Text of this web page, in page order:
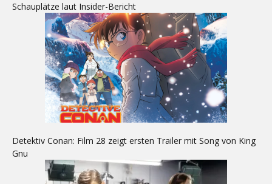
Schauplätze laut Insider-Bericht
Detektiv Conan: Film 28 zeigt ersten Trailer mit Song von King
Gnu